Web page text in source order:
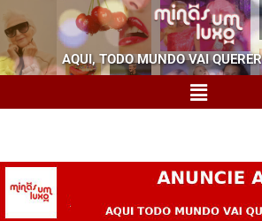
AQUI, TODO MUNDO VAI